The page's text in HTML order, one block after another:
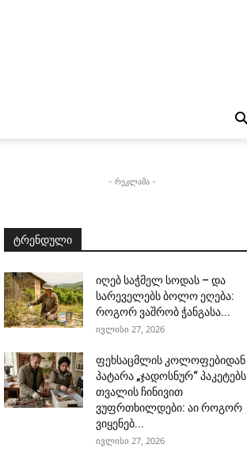
- რეკლამა -
ტრენდული
იღებ საჭმელ სოდას – და
სარეველებს ბოლო ეღება:
როგორ ვაშრობ ჭანგასა...
ივლისი 27, 2026
ფეხსაცმლის კოლოფებიდან
პატარა „ჯადოსნურ“ პაკეტებს
თვალის ჩინივით
ვუფრთხილდები: აი როგორ
ვიყენებ...
ივლისი 27, 2026